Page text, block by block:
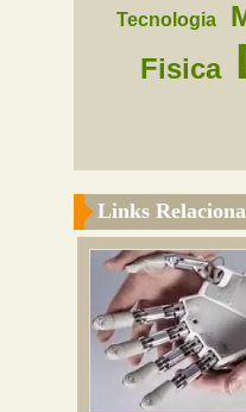
Tecnologia
Fisica
Links